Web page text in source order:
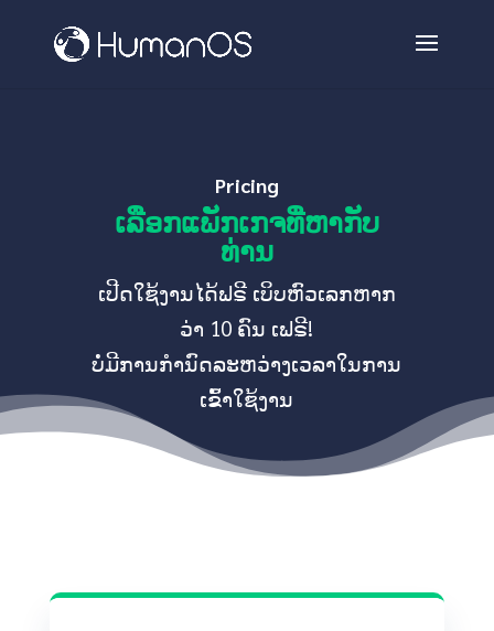
Pricing
ເລືອກແພັກເກຈທີ່ຫາກັບ
ທ່ານ
ເປີດໃຊ້ງານໄດ້ຟຣີ ເບິບຫົວເລກຫາກ
ວ່າ 10 ຄົນ ເຟຣີ!
ບໍ່ມີການກຳນົດລະຫວ່າງເວລາໃນການ
ເຂົ້າໃຊ້ງານ